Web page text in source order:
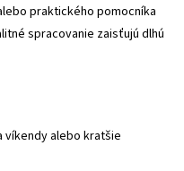
praktického pomocníka
spracovanie zaisťujú dlhú
víkendy alebo kratšie